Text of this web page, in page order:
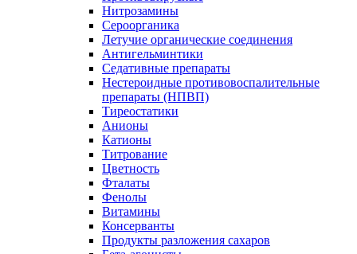
Нитрозамины
Сероорганика
Летучие органические соединения
Антигельминтики
Седативные препараты
Нестероидные противовоспалительные
препараты (НПВП)
Тиреостатики
Анионы
Катионы
Титрование
Цветность
Фталаты
Фенолы
Витамины
Консерванты
Продукты разложения сахаров